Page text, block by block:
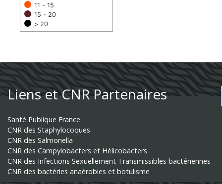
11 - 15
15 - 20
> 20
Liens et CNR Partenaires
Santé Publique France
CNR des Staphylocoques
CNR des Salmonella
CNR des Campylobacters et Hélicobacters
CNR des Infections Sexuellement Transmissibles bactériennes
CNR des bactéries anaérobies et botulisme